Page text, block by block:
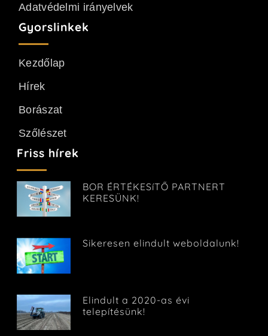
Adatvédelmi irányelvek
Gyorslinkek
Kezdőlap
Hírek
Borászat
Szőlészet
Friss hírek
BOR ÉRTÉKESíTŐ PARTNERT
KERESÜNK!
Sikeresen elindult weboldalunk!
Elindult a 2020-as évi
telepítésünk!